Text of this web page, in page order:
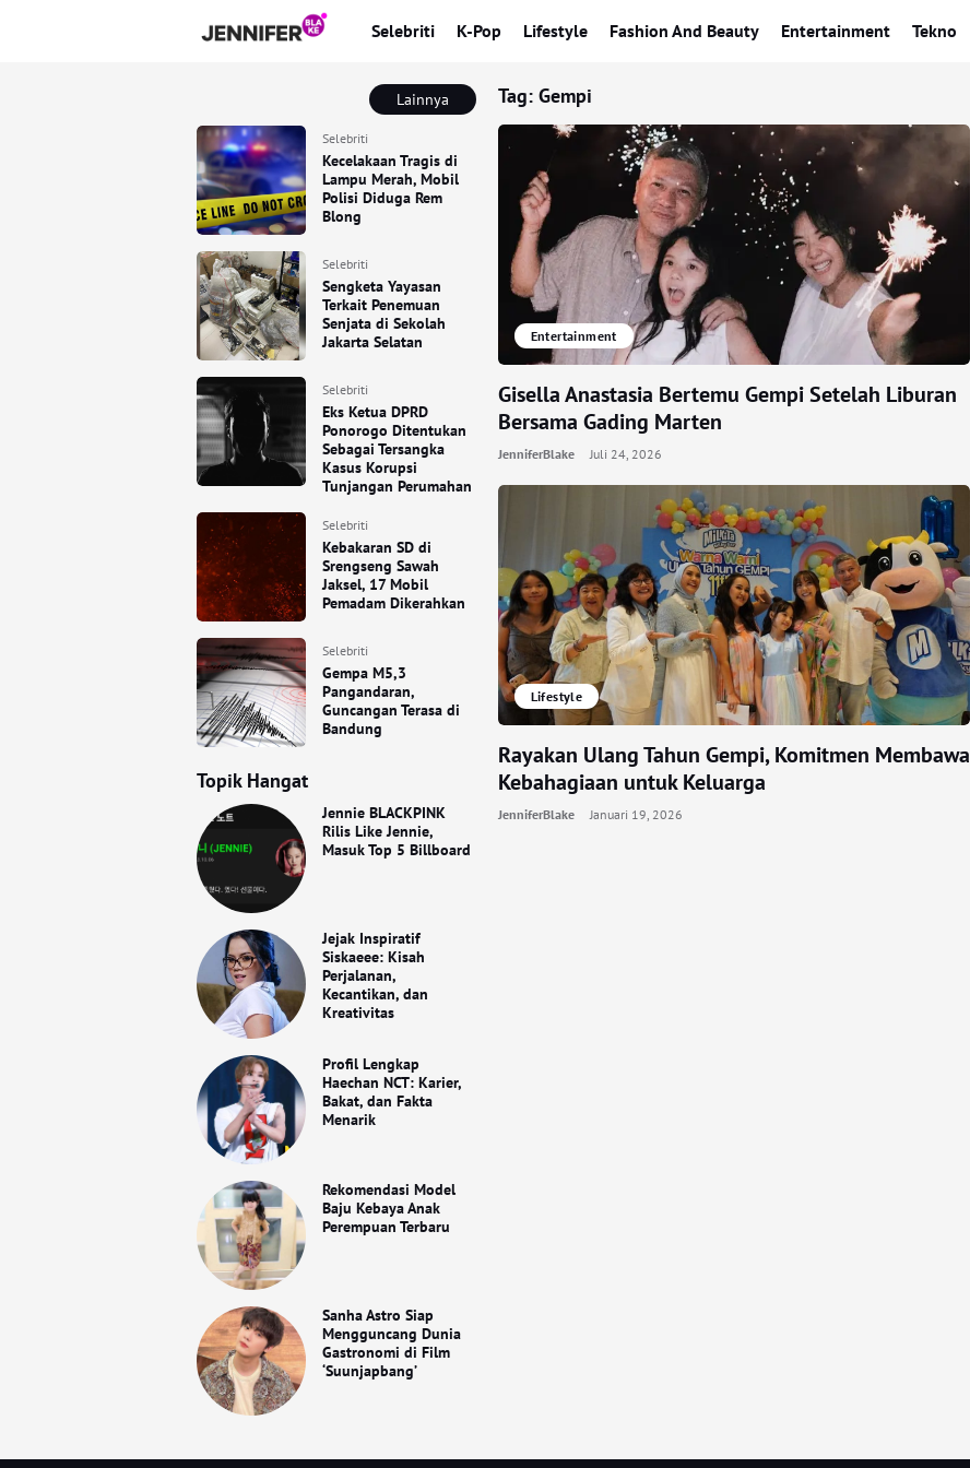
Selebriti K-Pop Lifestyle Fashion And Beauty Entertainment Tekno
Lainnya
Selebriti
Kecelakaan Tragis di
Lampu Merah, Mobil
Polisi Diduga Rem
Blong
Selebriti
Sengketa Yayasan
Terkait Penemuan
Senjata di Sekolah
Jakarta Selatan
Selebriti
Eks Ketua DPRD
Ponorogo Ditentukan
Sebagai Tersangka
Kasus Korupsi
Tunjangan Perumahan
Selebriti
Kebakaran SD di
Srengseng Sawah
Jaksel, 17 Mobil
Pemadam Dikerahkan
Selebriti
Gempa M5,3
Pangandaran,
Guncangan Terasa di
Bandung
Topik Hangat
Jennie BLACKPINK
Rilis Like Jennie,
Masuk Top 5 Billboard
Jejak Inspiratif
Siskaeee: Kisah
Perjalanan,
Kecantikan, dan
Kreativitas
Profil Lengkap
Haechan NCT: Karier,
Bakat, dan Fakta
Menarik
Rekomendasi Model
Baju Kebaya Anak
Perempuan Terbaru
Sanha Astro Siap
Mengguncang Dunia
Gastronomi di Film
‘Suunjapbang’
Tag: Gempi
Entertainment
Gisella Anastasia Bertemu Gempi Setelah Liburan
Bersama Gading Marten
JenniferBlake Juli 24, 2026
Lifestyle
Rayakan Ulang Tahun Gempi, Komitmen Membawa
Kebahagiaan untuk Keluarga
JenniferBlake Januari 19, 2026